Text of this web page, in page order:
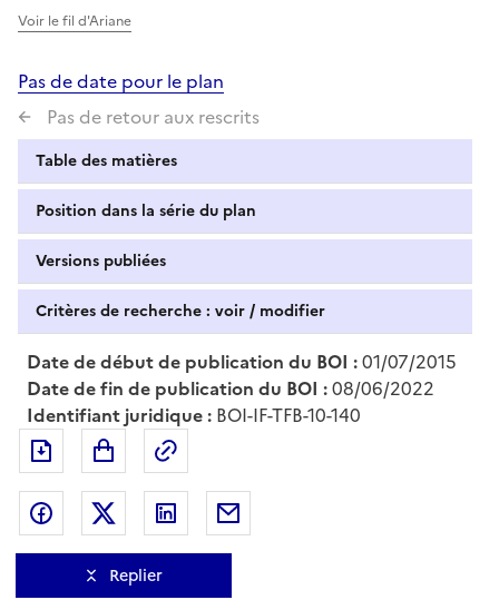
Voir le fil d'Ariane
Pas de date pour le plan
Pas de retour aux rescrits
Table des matières
Position dans la série du plan
Versions publiées
Critères de recherche : voir / modifier
Date de début de publication du BOI :01/07/2015
Date de fin de publication du BOI :08/06/2022
Identifiant juridique : BOI-IF-TFB-10-140
Exporter le document au format pdf
Partager sur Facebook
Partager sur Twitter
Partager sur LinkedIn
Replier